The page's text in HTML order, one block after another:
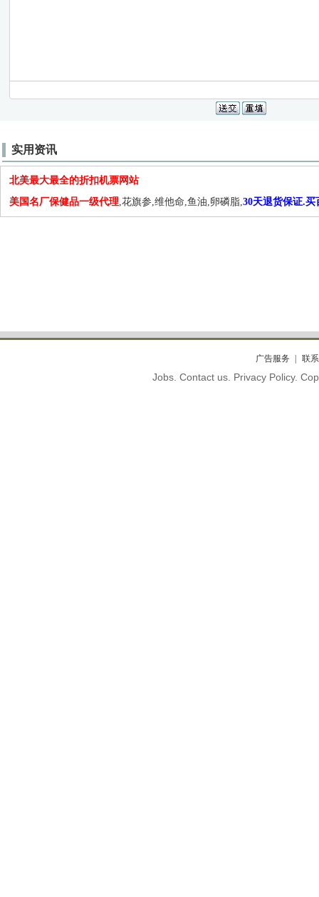
实用资讯
北美最大最全的折扣机票网站
美国名厂保健品一级代理,花旗参,维他命,鱼油,卵磷脂,30天退货保证.买
广告服务 联
Jobs. Contact us. Privacy Policy.